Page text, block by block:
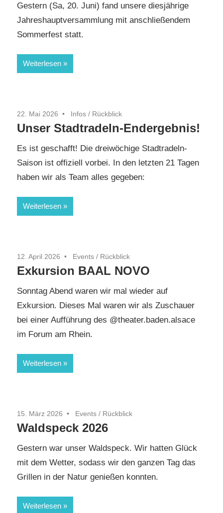
Gestern (Sa, 20. Juni) fand unsere diesjährige
Jahreshauptversammlung mit anschließendem
Sommerfest statt.
Weiterlesen
22. Mai 2026 Infos / Rückblick
Unser Stadtradeln-Endergebnis!
Es ist geschafft! Die dreiwöchige Stadtradeln-
Saison ist offiziell vorbei. In den letzten 21 Tagen
haben wir als Team alles gegeben:
Weiterlesen
12. April 2026 Events / Rückblick
Exkursion BAAL NOVO
Sonntag Abend waren wir mal wieder auf
Exkursion. Dieses Mal waren wir als Zuschauer
bei einer Aufführung des @theater.baden.alsace
im Forum am Rhein.
Weiterlesen
15. März 2026 Events / Rückblick
Waldspeck 2026
Gestern war unser Waldspeck. Wir hatten Glück
mit dem Wetter, sodass wir den ganzen Tag das
Grillen in der Natur genießen konnten.
Weiterlesen